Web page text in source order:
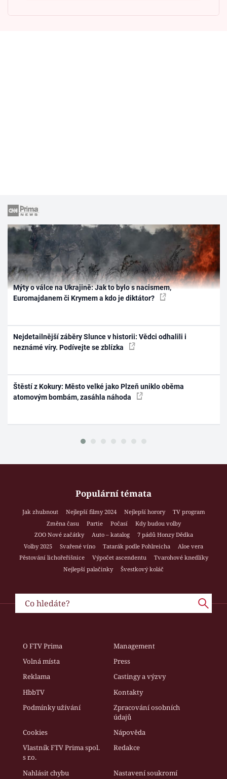
Mýty o válce na Ukrajině: Jak to bylo s nacismem,
Euromajdanem či Krymem a kdo je diktátor?
Nejdetailnější záběry Slunce v historii: Vědci odhalili i
neznámé víry. Podívejte se zblízka
Štěstí z Kokury: Město velké jako Plzeň uniklo oběma
atomovým bombám, zasáhla náhoda
Populární témata
Jak zhubnout Nejlepší filmy 2024 Nejlepší horory
TV program
Změna času
Partie Počasí
Kdy budou volby
ZOO Nové začátky
Auto – katalog
7 pádů Honzy Dědka
Volby 2025
Svařené víno Tatarák podle Pohlreicha
Aloe vera
Pěstování lichořeřišnice
Výpočet ascendentu
Tvarohové knedlíky
Nejlepší palačinky
Švestkový koláč
O FTV Prima
Management
Volná místa
Press
Reklama
Castingy a výzvy
HbbTV
Kontakty
Podmínky užívání
Zpracování osobních
údajů
Cookies
Nápověda
Vlastník FTV Prima spol.
s r.o.
Redakce
Nahlásit chybu Nastavení soukromí